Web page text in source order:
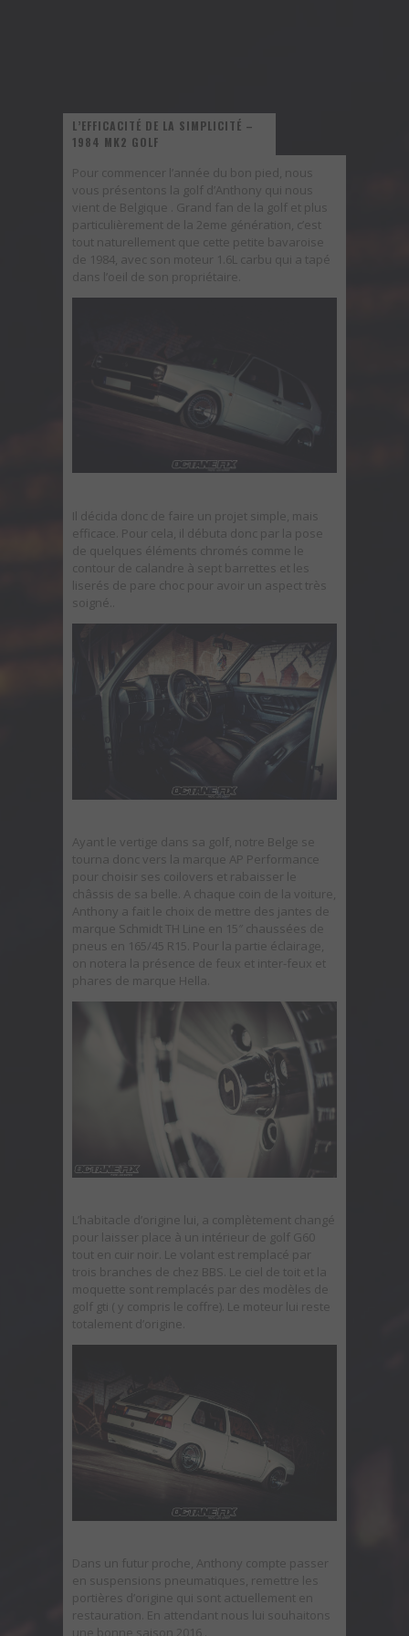
L’EFFICACITÉ DE LA SIMPLICITÉ –
1984 MK2 GOLF
Pour commencer l’année du bon pied, nous
vous présentons la golf d’Anthony qui nous
vient de Belgique . Grand fan de la golf et plus
particulièrement de la 2eme génération, c’est
tout naturellement que cette petite bavaroise
de 1984, avec son moteur 1.6L carbu qui a tapé
dans l’oeil de son propriétaire.
Il décida donc de faire un projet simple, mais
efficace. Pour cela, il débuta donc par la pose
de quelques éléments chromés comme le
contour de calandre à sept barrettes et les
liserés de pare choc pour avoir un aspect très
soigné..
Ayant le vertige dans sa golf, notre Belge se
tourna donc vers la marque AP Performance
pour choisir ses coilovers et rabaisser le
châssis de sa belle. A chaque coin de la voiture,
Anthony a fait le choix de mettre des jantes de
marque Schmidt TH Line en 15″ chaussées de
pneus en 165/45 R15. Pour la partie éclairage,
on notera la présence de feux et inter-feux et
phares de marque Hella.
L’habitacle d’origine lui, a complètement changé
pour laisser place à un intérieur de golf G60
tout en cuir noir. Le volant est remplacé par
trois branches de chez BBS. Le ciel de toit et la
moquette sont remplacés par des modèles de
golf gti ( y compris le coffre). Le moteur lui reste
totalement d’origine.
Dans un futur proche, Anthony compte passer
en suspensions pneumatiques, remettre les
portières d’origine qui sont actuellement en
restauration. En attendant nous lui souhaitons
une bonne saison 2016 .